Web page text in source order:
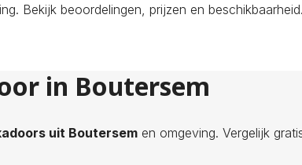
Bekijk beoordelingen, prijzen en beschikbaarheid.
in Boutersem
uit Boutersem en omgeving. Vergelijk